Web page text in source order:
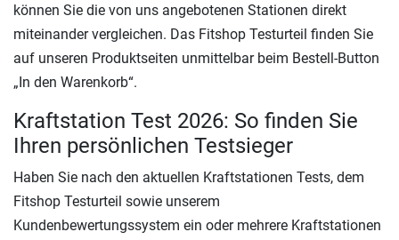
können Sie die von uns angebotenen Stationen direkt
miteinander vergleichen. Das Fitshop Testurteil finden Sie
auf unseren Produktseiten unmittelbar beim Bestell-Button
„In den Warenkorb“.
Kraftstation Test 2026: So finden Sie
Ihren persönlichen Testsieger
Haben Sie nach den aktuellen Kraftstationen Tests, dem
Fitshop Testurteil sowie unserem
Kundenbewertungssystem ein oder mehrere Kraftstationen